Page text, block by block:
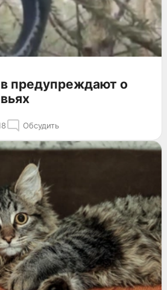
предупреждают о
Обсудить